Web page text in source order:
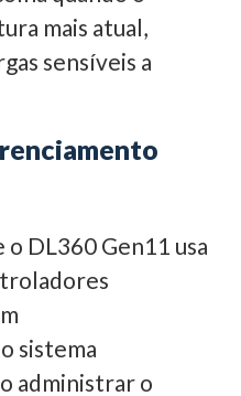
mais atual,
sensíveis a
o DL360 Gen11 usa
sistema
administrar o